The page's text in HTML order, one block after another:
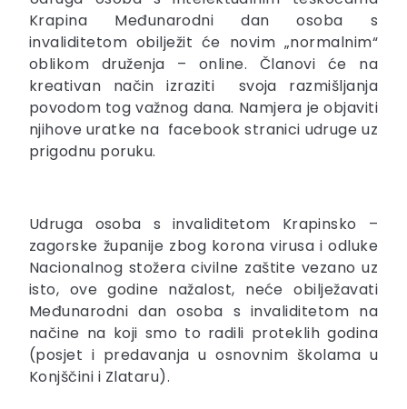
Krapina Međunarodni dan osoba s
invaliditetom obilježit će novim „normalnim“
oblikom druženja – online. Članovi će na
kreativan način izraziti svoja razmišljanja
povodom tog važnog dana. Namjera je objaviti
njihove uratke na facebook stranici udruge uz
prigodnu poruku.
Udruga osoba s invaliditetom Krapinsko –
zagorske županije zbog korona virusa i odluke
Nacionalnog stožera civilne zaštite vezano uz
isto, ove godine nažalost, neće obilježavati
Međunarodni dan osoba s invaliditetom na
načine na koji smo to radili proteklih godina
(posjet i predavanja u osnovnim školama u
Konjščini i Zlataru).